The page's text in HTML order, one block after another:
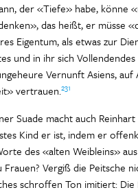
der «Tiefe» habe, könne
das heißt, er müsse
Eigentum, als etwas zur
und in ihr sich
Vernunft Asiens, auf
vertrauen.231
Suade macht auch
Kind er ist, indem er
des «alten Weibleins»
Frauen? Vergiß die Peitsche
schroffen Ton imitiert: Die